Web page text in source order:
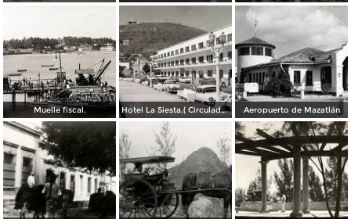
Muelle fiscal. Hotel La Siesta.( Circulada el 30 de Octubre de 1956 ). Aeropuerto de Mazatlán